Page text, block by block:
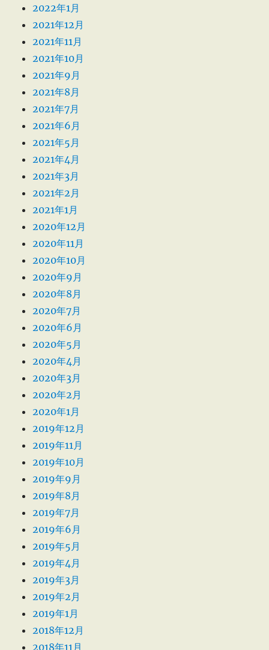
2022年1月
2021年12月
2021年11月
2021年10月
2021年9月
2021年8月
2021年7月
2021年6月
2021年5月
2021年4月
2021年3月
2021年2月
2021年1月
2020年12月
2020年11月
2020年10月
2020年9月
2020年8月
2020年7月
2020年6月
2020年5月
2020年4月
2020年3月
2020年2月
2020年1月
2019年12月
2019年11月
2019年10月
2019年9月
2019年8月
2019年7月
2019年6月
2019年5月
2019年4月
2019年3月
2019年2月
2019年1月
2018年12月
2018年11月